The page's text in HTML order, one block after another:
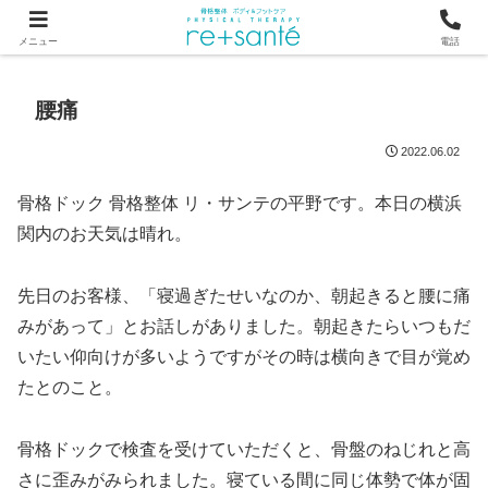
つらい首・肩こり・腰の痛みは、骨から見直す横浜市関内の整体
腰痛
2022.06.02
骨格ドック 骨格整体 リ・サンテの平野です。本日の横浜
関内のお天気は晴れ。
先日のお客様、「寝過ぎたせいなのか、朝起きると腰に痛
みがあって」とお話しがありました。朝起きたらいつもだ
いたい仰向けが多いようですがその時は横向きで目が覚め
たとのこと。
骨格ドックで検査を受けていただくと、骨盤のねじれと高
さに歪みがみられました。寝ている間に同じ体勢で体が固
メニュー 電話